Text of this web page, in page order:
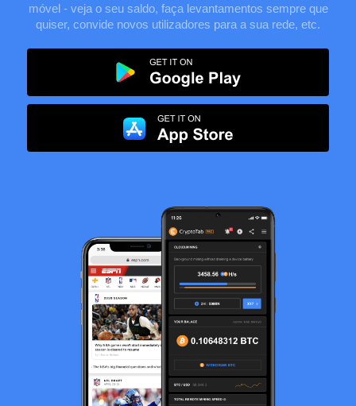
móvel - veja o seu saldo, faça levantamentos sempre que
quiser, convide novos utilizadores para a sua rede, etc.